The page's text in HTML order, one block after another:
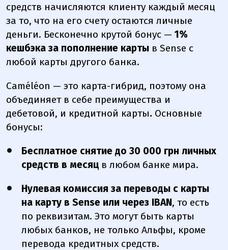
средств начисляются клиенту каждый месяц
за то, что на его счету остаются личные
деньги. Бесконечно крутой бонус — 1%
кешбэка за пополнение карты в Sense с
любой карты другого банка.
Caméléon — это карта-гибрид, поэтому она
объединяет в себе преимущества и
дебетовой, и кредитной карты. Основные
бонусы:
Бесплатное снятие до 30 000 грн личных
средств в месяц в любом банке мира.
Нулевая комиссия за переводы с карты
на карту в Sense или через IBAN, то есть
по реквизитам. Это могут быть карты
любых банков, не только Альфы, кроме
перевода кредитных средств.